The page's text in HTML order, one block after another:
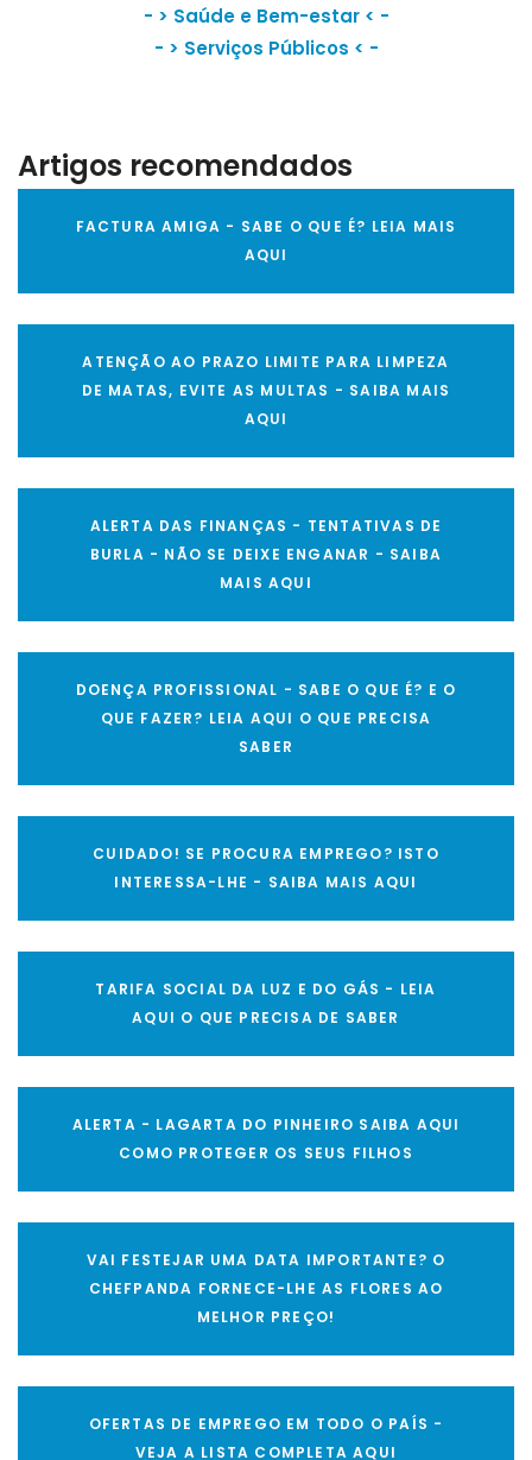
- > Saúde e Bem-estar< -
- > Serviços Públicos < -
Artigos recomendados
FACTURA AMIGA - SABE O QUE É? LEIA MAIS
AQUI
ATENÇÃO AO PRAZO LIMITE PARA LIMPEZA
DE MATAS, EVITE AS MULTAS - SAIBA MAIS
AQUI
ALERTA DAS FINANÇAS - TENTATIVAS DE
BURLA - NÃO SE DEIXE ENGANAR - SAIBA
MAIS AQUI
DOENÇA PROFISSIONAL - SABE O QUE É? E O
QUE FAZER? LEIA AQUI O QUE PRECISA
SABER
CUIDADO! SE PROCURA EMPREGO? ISTO
INTERESSA-LHE - SAIBA MAIS AQUI
TARIFA SOCIAL DA LUZ E DO GÁS - LEIA
AQUI O QUE PRECISA DE SABER
ALERTA - LAGARTA DO PINHEIRO SAIBA AQUI
COMO PROTEGER OS SEUS FILHOS
VAI FESTEJAR UMA DATA IMPORTANTE? O
CHEFPANDA FORNECE-LHE AS FLORES AO
MELHOR PREÇO!
OFERTAS DE EMPREGO EM TODO O PAÍS -
VEJA A LISTA COMPLETA AQUI